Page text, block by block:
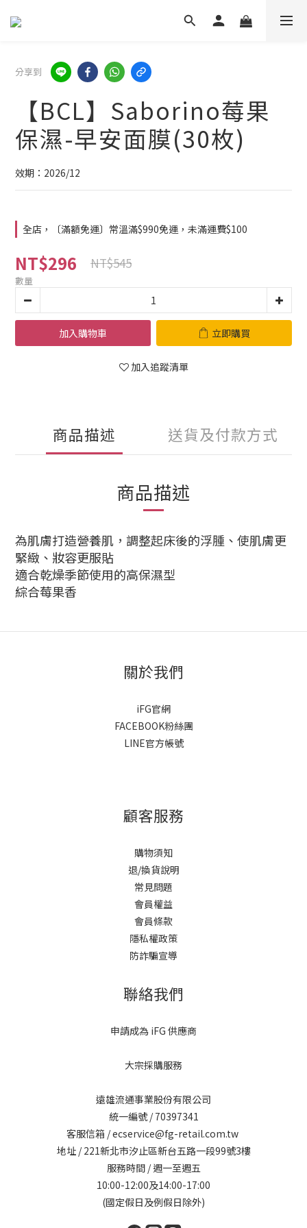
分享到
【BCL】Saborino莓果
保濕-早安面膜(30枚)
效期：2026/12
全店，〔滿額免運〕常溫滿$990免運，未滿運費$100
NT$296 NT$545
數量
加入購物車 立即購買
加入追蹤清單
商品描述 送貨及付款方式
商品描述
為肌膚打造營養肌，調整起床後的浮腫、使肌膚更
緊緻、妝容更服貼
適合乾燥季節使用的高保濕型
綜合莓果香
關於我們
iFG官網
FACEBOOK粉絲團
LINE官方帳號
顧客服務
購物須知
退/換貨說明
常見問題
會員權益
會員條款
隱私權政策
防詐騙宣導
聯絡我們
申請成為 iFG 供應商
大宗採購服務
遠雄流通事業股份有限公司
統一編號 / 70397341
客服信箱 / ecservice@fg-retail.com.tw
地址 / 221新北市汐止區新台五路一段99號3樓
服務時間 / 週一至週五
10:00-12:00及14:00-17:00
(國定假日及例假日除外)